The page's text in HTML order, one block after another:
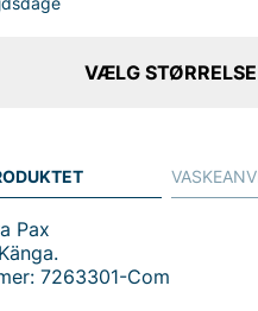
VÆLG STØRRELSE
Pax
7263301-Com